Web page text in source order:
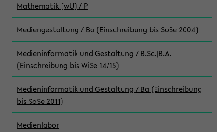
Mathematik (wU) / P
Mediengestaltung / Ba (Einschreibung bis SoSe 2004)
Medieninformatik und Gestaltung / B.Sc.|B.A.
(Einschreibung bis WiSe 14/15)
Medieninformatik und Gestaltung / Ba (Einschreibung
bis SoSe 2011)
Medienlabor